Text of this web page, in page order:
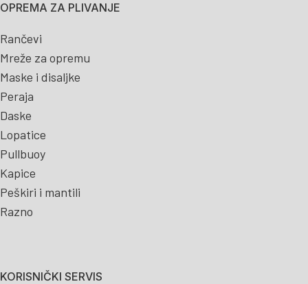
OPREMA ZA PLIVANJE
Rančevi
Mreže za opremu
Maske i disaljke
Peraja
Daske
Lopatice
Pullbuoy
Kapice
Peškiri i mantili
Razno
KORISNIČKI SERVIS